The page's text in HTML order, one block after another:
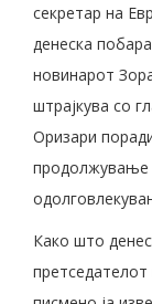
секретар на
денеска
новинарот
штрајкува со
Оризари
продолжување
Како што